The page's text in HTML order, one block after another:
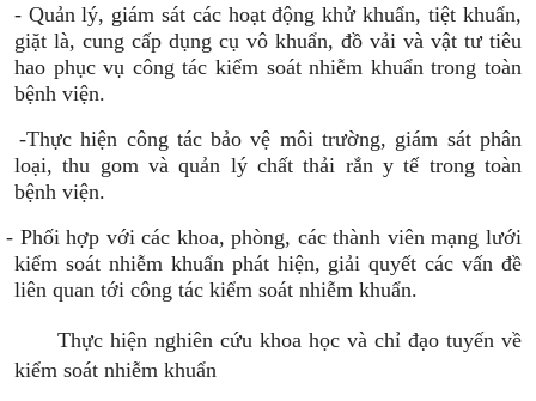
Quản lý, giám sát các hoạt động khử khuẩn, tiệt khuẩn,
giặt là, cung cấp dụng cụ vô khuẩn, đồ vải và vật tư tiêu
hao phục vụ công tác kiểm soát nhiễm khuẩn trong toàn
bệnh viện.
Thực hiện công tác bảo vệ môi trường, giám sát phân
loại, thu gom và quản lý chất thải rắn y tế trong toàn
bệnh viện.
Phối hợp với các khoa, phòng, các thành viên mạng lưới
kiểm soát nhiễm khuẩn phát hiện, giải quyết các vấn đề
liên quan tới công tác kiểm soát nhiễm khuẩn.
Thực hiện nghiên cứu khoa học và chỉ đạo tuyến về
kiểm soát nhiễm khuẩn